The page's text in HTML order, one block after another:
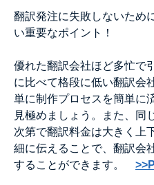
翻訳発注に失敗しないため
い重要なポイント！
優れた翻訳会社ほど多忙で
に比べて格段に低い翻訳会
単に制作プロセスを簡単に
見極めましょう。また、同
次第で翻訳料金は大きく上
細に伝えることで、翻訳会
することができます。